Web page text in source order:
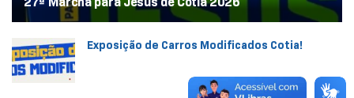
Exposição de Carros Modificados Cotia!